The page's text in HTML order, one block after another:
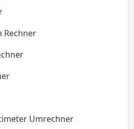
Rechner
Umrechner